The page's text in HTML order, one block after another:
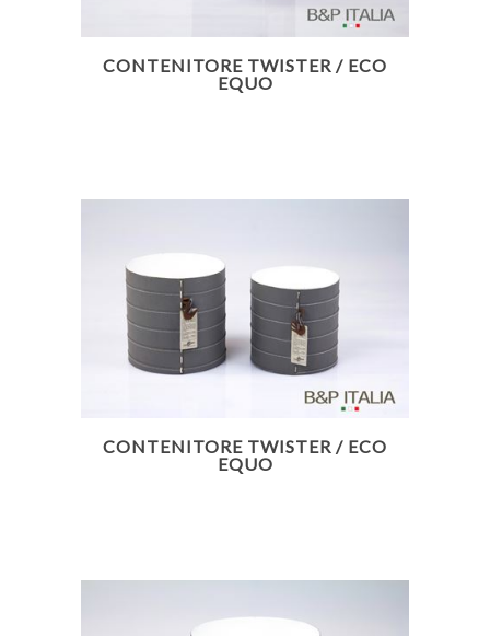
CONTENITORE TWISTER / ECO
EQUO
CONTENITORE TWISTER / ECO
EQUO